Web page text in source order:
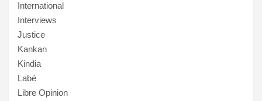
International
Interviews
Justice
Kankan
Kindia
Labé
Libre Opinion